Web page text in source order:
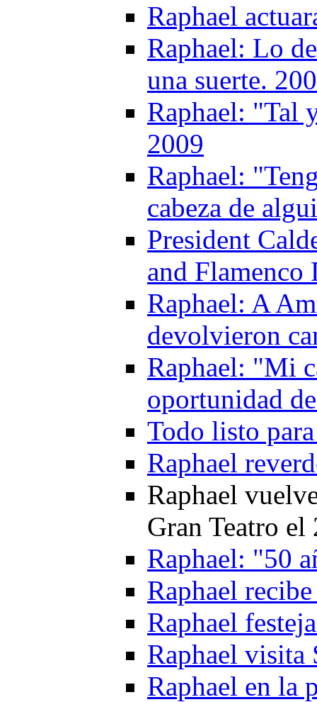
Raphael
Raphael: Lo
una suerte.
Raphael: "Tal
2009
Raphael:
cabeza de
President
and Flamenco
Raphael: A
devolvieron
Raphael: "Mi
oportunidad
Todo listo
Raphael
Raphael
Gran Teatro
Raphael: "50
Raphael
Raphael
Raphael visita
Raphael en la